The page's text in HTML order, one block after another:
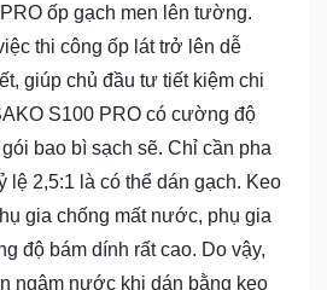
ốp gạch men lên tường.
thi công ốp lát trở lên dễ
giúp chủ đầu tư tiết kiệm chi
S100 PRO có cường độ
bao bì sạch sẽ. Chỉ cần pha
lệ 2,5:1 là có thể dán gạch. Keo
gia chống mất nước, phụ gia
độ bám dính rất cao. Do vậy,
ngâm nước khi dán bằng keo